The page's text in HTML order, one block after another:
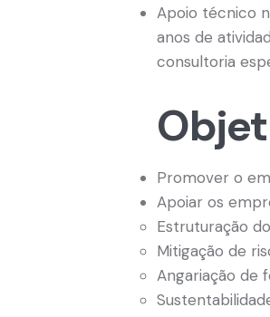
Apoio técnico
anos de
consultoria
Promover o
Apoiar os
Estruturação
Mitigação de
Angariação de